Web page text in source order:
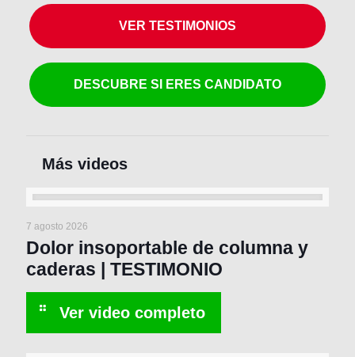
VER TESTIMONIOS
DESCUBRE SI ERES CANDIDATO
7 agosto 2026
Dolor insoportable de columna y
caderas | TESTIMONIO